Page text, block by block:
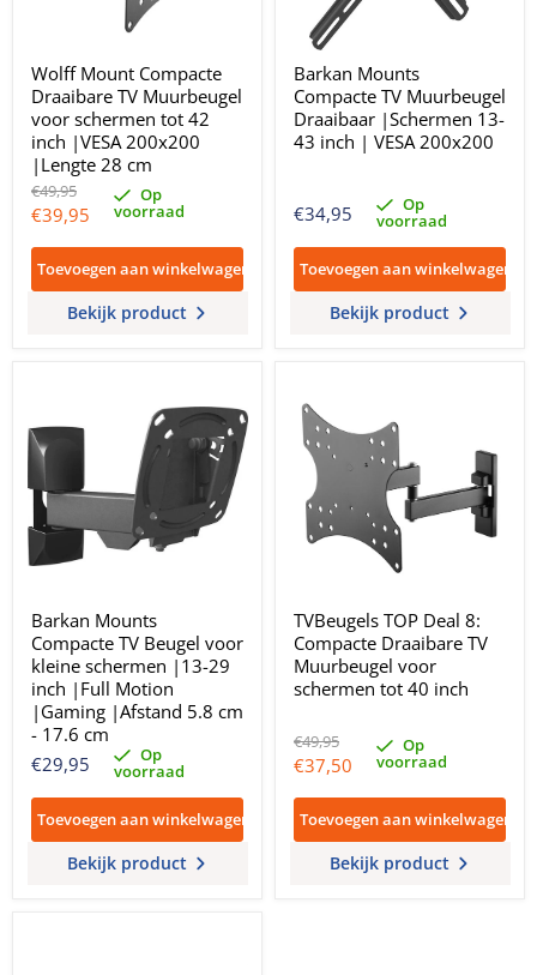
Wolff Mount Compacte
Draaibare TV Muurbeugel
voor schermen tot 42
inch |VESA 200x200
|Lengte 28 cm
Oorspronkelijke
prijs
€49,95
Huidige
€39,95
Op
voorraad
Toevoegen aan winkelwagen
Bekijk product
Barkan Mounts
Compacte TV Muurbeugel
Draaibaar |Schermen 13-
43 inch | VESA 200x200
€34,95 Op
voorraad
Toevoegen aan winkelwagen
Bekijk product
Barkan Mounts
Compacte TV Beugel voor
kleine schermen |13-29
inch |Full Motion
|Gaming |Afstand 5.8 cm
- 17.6 cm
€29,95
Op
voorraad
Toevoegen aan winkelwagen
Bekijk product
TVBeugels TOP Deal 8:
Compacte Draaibare TV
Muurbeugel voor
schermen tot 40 inch
Oorspronkelijke
prijs
€49,95
Huidige
€37,50
Op
voorraad
Toevoegen aan winkelwagen
Bekijk product